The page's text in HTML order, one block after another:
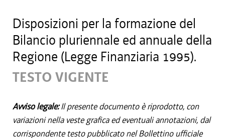
Disposizioni per la formazione del
Bilancio pluriennale ed annuale della
Regione (Legge Finanziaria 1995).
TESTO VIGENTE
Avviso legale:Il presente documento è riprodotto, con
variazioni nella veste grafica ed eventuali annotazioni, dal
corrispondente testo pubblicato nel Bollettino ufficiale